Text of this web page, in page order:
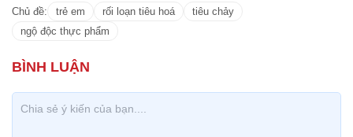
Chủ đề: trẻ em rối loạn tiêu hoá
tiêu chảy
ngộ độc thực phẩm